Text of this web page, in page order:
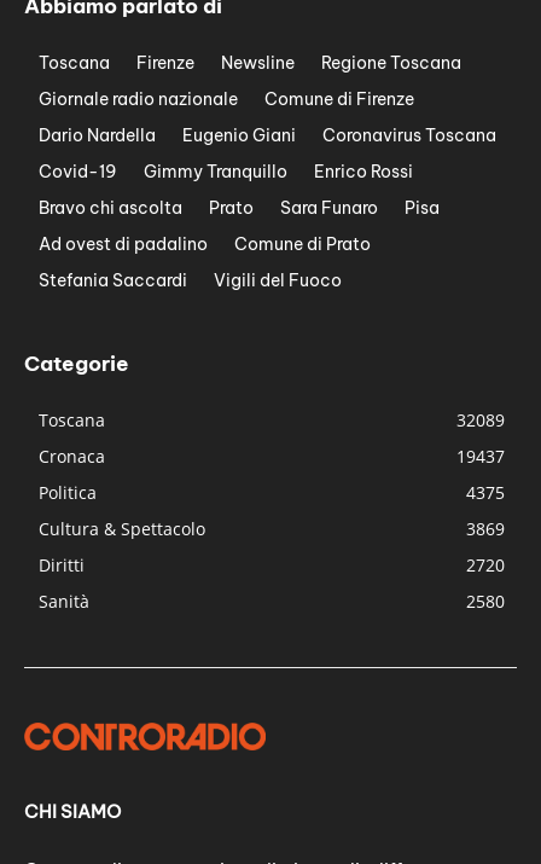
Abbiamo parlato di
Toscana Firenze Newsline
Regione Toscana
Giornale radio nazionale
Comune di Firenze
Dario Nardella
Eugenio Giani
Coronavirus Toscana
Covid-19
Gimmy Tranquillo
Enrico Rossi
Bravo chi ascolta
Prato Sara Funaro
Pisa
Ad ovest di padalino
Comune di Prato
Stefania Saccardi
Vigili del Fuoco
Categorie
Toscana
32089
Cronaca
19437
Politica
4375
Cultura & Spettacolo
3869
Diritti
2720
Sanità
2580
CHI SIAMO